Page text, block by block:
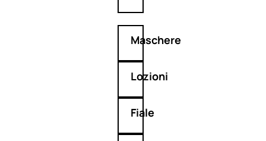
Maschere
Lozioni
Fiale